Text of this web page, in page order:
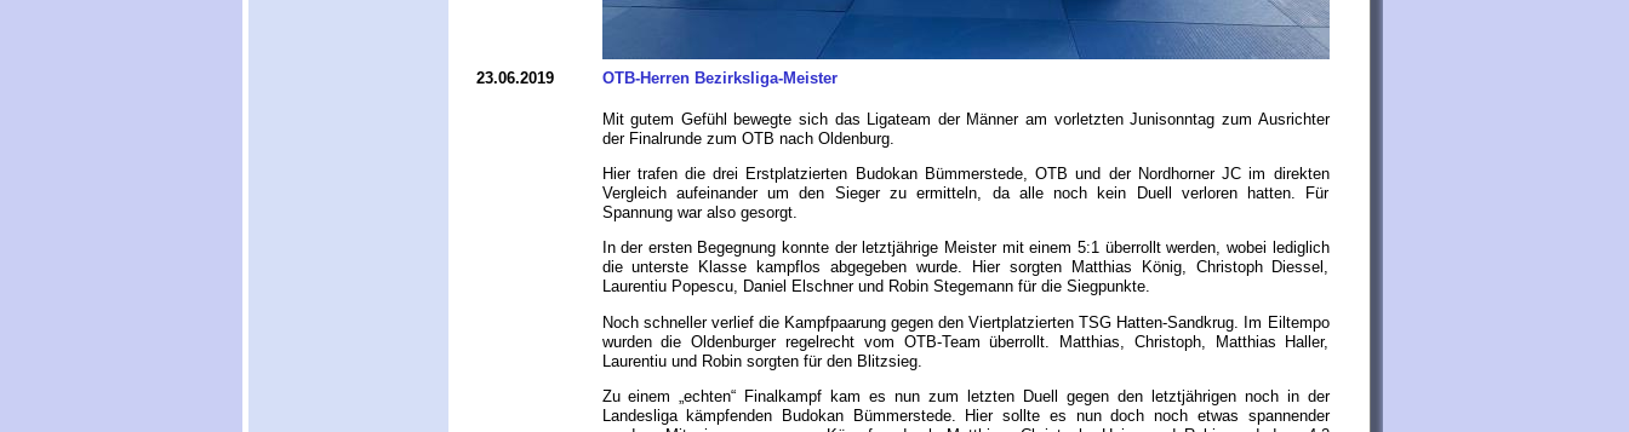
23.06.2019 OTB-Herren Bezirksliga-Meister
Mit gutem Gefühl bewegte sich das Ligateam der Männer am vorletzten Junisonntag zum Ausrichter
der Finalrunde zum OTB nach Oldenburg.
Hier trafen die drei Erstplatzierten Budokan Bümmerstede, OTB und der Nordhorner JC im direkten
Vergleich aufeinander um den Sieger zu ermitteln, da alle noch kein Duell verloren hatten. Für
Spannung war also gesorgt.
In der ersten Begegnung konnte der letztjährige Meister mit einem 5:1 überrollt werden, wobei lediglich
die unterste Klasse kampflos abgegeben wurde. Hier sorgten Matthias König, Christoph Diessel,
Laurentiu Popescu, Daniel Elschner und Robin Stegemann für die Siegpunkte.
Noch schneller verlief die Kampfpaarung gegen den Viertplatzierten TSG Hatten-Sandkrug. Im Eiltempo
wurden die Oldenburger regelrecht vom OTB-Team überrollt. Matthias, Christoph, Matthias Haller,
Laurentiu und Robin sorgten für den Blitzsieg.
Zu einem „echten“ Finalkampf kam es nun zum letzten Duell gegen den letztjährigen noch in der
Landesliga kämpfenden Budokan Bümmerstede. Hier sollte es nun doch noch etwas spannender